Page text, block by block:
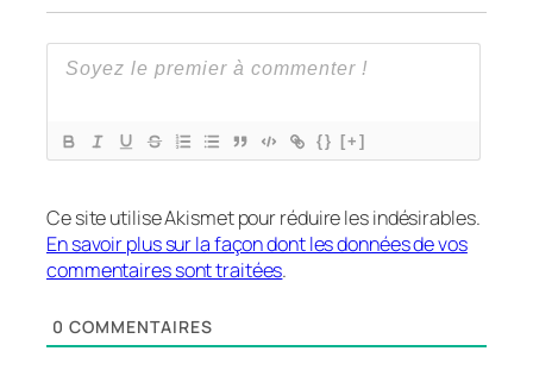
{} [+]
Ce site utilise Akismet pour réduire les indésirables.
En savoir plus sur la façon dont les données de vos
commentaires sont traitées.
0 COMMENTAIRES